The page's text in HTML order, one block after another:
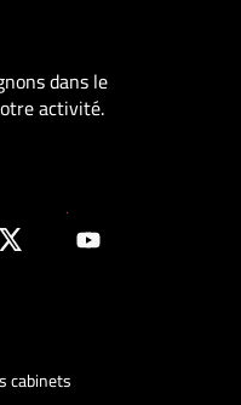
dans le
activité.
cabinets